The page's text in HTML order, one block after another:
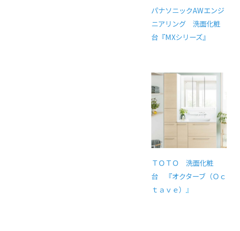
パナソニックAWエンジ
ニアリング 洗面化粧
台『MXシリーズ』
ＴＯＴＯ 洗面化粧
台 『オクターブ（Ｏｃ
ｔａｖｅ）
』